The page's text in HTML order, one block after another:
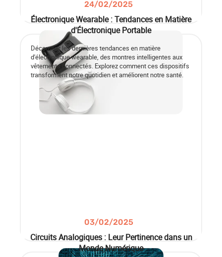
24/02/2025
Électronique Wearable : Tendances en Matière
d'Électronique Portable
Découvrez les dernières tendances en matière
d'électronique wearable, des montres intelligentes aux
vêtements connectés. Explorez comment ces dispositifs
transforment notre quotidien et améliorent notre santé.
03/02/2025
Circuits Analogiques : Leur Pertinence dans un
Monde Numérique